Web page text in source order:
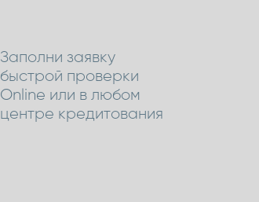
Заполни заявку
быстрой проверки
Online или в любом
центре кредитования